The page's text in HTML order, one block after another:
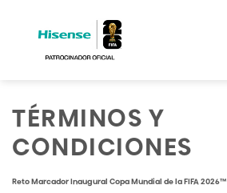
TÉRMINOS Y
CONDICIONES
Reto Marcador Inaugural Copa Mundial de la FIFA 2026™